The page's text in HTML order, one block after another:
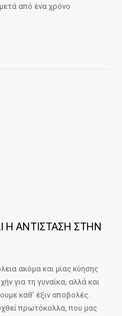
από ένα χρόνο
Η ΑΝΤΙΣΤΑΣΗ ΣΤΗΝ
ακόμα και μίας κύησης
για τη γυναίκα, αλλά και
καθ’ έξιν αποβολές.
πρωτόκολλα, που μας